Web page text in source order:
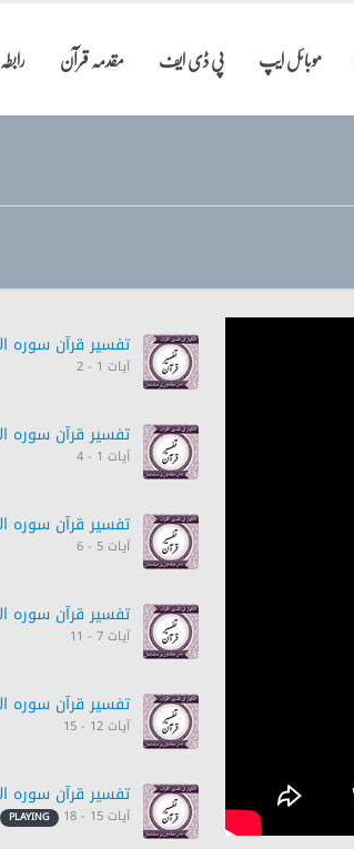
موبائل ایپ پی ڈی ایف مقدمہ قرآن
رابطہ
تفسیر قرآن سورہ ‎الأنفال‎
آیات 1 - 2
تفسیر قرآن سورہ ‎الأنفال‎
آیات 1 - 4
تفسیر قرآن سورہ ‎الأنفال‎
آیات 5 - 6
تفسیر قرآن سورہ ‎الأنفال‎
آیات 7 - 11
تفسیر قرآن سورہ ‎الأنفال‎
آیات 12 - 15
تفسیر قرآن سورہ ‎الأنفال‎
آیات 15 - 18 PLAYING